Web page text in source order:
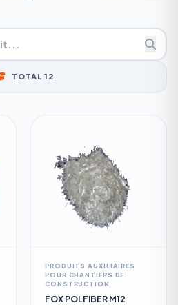
TOTAL 12
PRODUITS AUXILIAIRES
POUR CHANTIERS DE
CONSTRUCTION
FOX POLFIBER M12